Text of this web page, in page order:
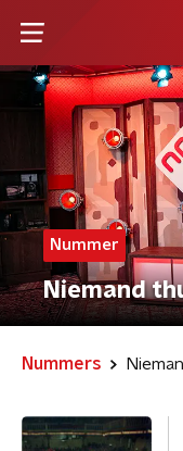
Nummer
Niemand
Nummers